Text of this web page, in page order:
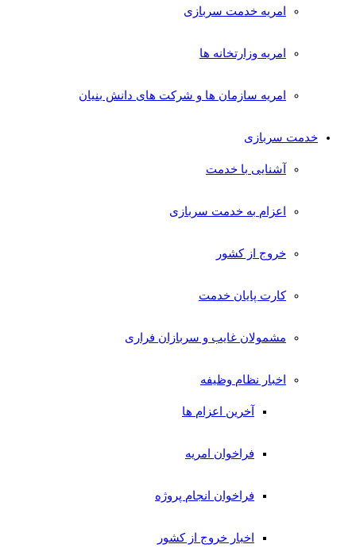
امریه خدمت سربازی
امریه وزارتخانه ها
امریه سازمان ها و شرکت های دانش بنیان
خدمت سربازی
آشنایی با خدمت
اعزام به خدمت سربازی
خروج از کشور
کارت پایان خدمت
مشمولان غایب و سربازان فراری
اخبار نظام وظیفه
آخرین اعزام ها
فراخوان امریه
فراخوان انجام پروژه
اخبار خروج از کشور